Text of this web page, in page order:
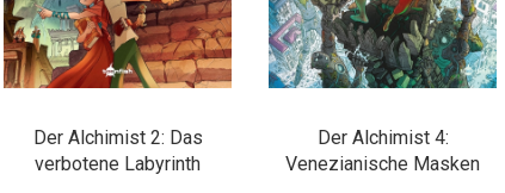
Der Alchimist 2: Das
verbotene Labyrinth
Der Alchimist 4:
Venezianische Masken